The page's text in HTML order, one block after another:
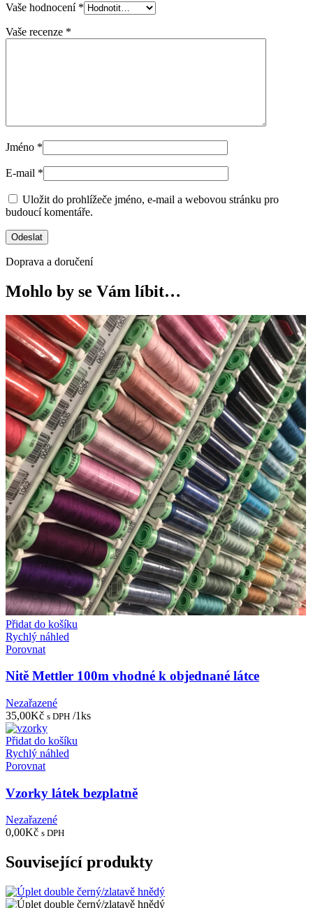
Vaše hodnocení *
Vaše recenze *
Jméno *
E-mail *
Uložit do prohlížeče jméno, e-mail a webovou stránku pro
budoucí komentáře.
Doprava a doručení
Mohlo by se Vám líbit…
Přidat do košíku
Rychlý náhled
Porovnat
Nitě Mettler 100m vhodné k objednané látce
Nezařazené
35,00Kč s DPH /1ks
Přidat do košíku
Rychlý náhled
Porovnat
Vzorky látek bezplatně
Nezařazené
0,00Kč s DPH
Související produkty